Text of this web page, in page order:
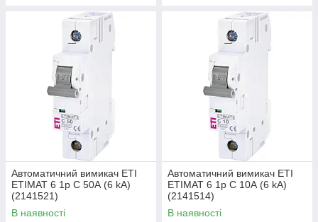
Автоматичний вимикач ETI
ETIMAT 6 1p C 50А (6 kA)
(2141521)
В наявності
Автоматичний вимикач ETI
ETIMAT 6 1p С 10А (6 kA)
(2141514)
В наявності